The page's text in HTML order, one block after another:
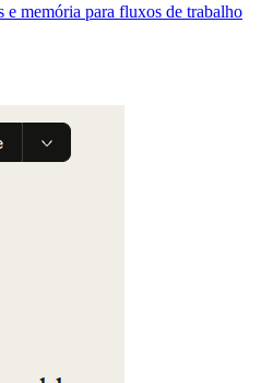
e memória para fluxos de trabalho